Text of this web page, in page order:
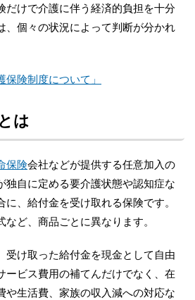
だけで介護に伴う経済的負担を十分
、個々の状況によって判断が分かれ
保険制度について」
は
保険会社などが提供する任意加入の
独自に定める要介護状態や認知症な
、給付金を受け取れる保険です。
ど、商品ごとに異なります。
受け取った給付金を現金として自由
ービス費用の補てんだけでなく、在
や生活費、家族の収入減への対応な